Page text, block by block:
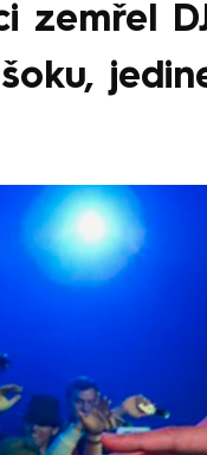
zemřel